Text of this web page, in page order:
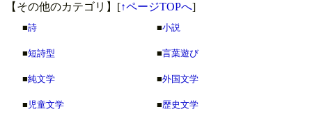
【その他のカテゴリ】 [↑ページTOPへ]
■詩 ■小説
■短詩型 ■言葉遊び
■純文学 ■外国文学
■ 児童文学 ■歴史文学